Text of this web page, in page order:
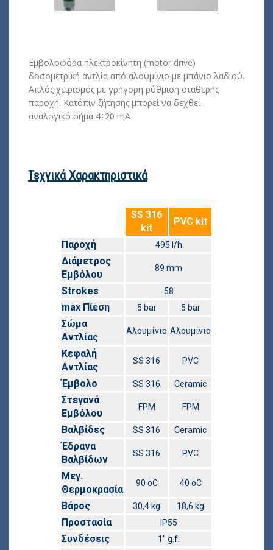
Εμβολοφόρα ηλεκτροκίνητη (motor drive)
δοσομετρική αντλία από αλουμίνιο με μπάνιο λαδιού.
Απλός χειρισμός με γρήγορη ρύθμιση σταθερής
παροχή. Κατόπιν ζήτησης μπορεί να δεχθεί
αναλογικό σήμα 4÷20 mA
Τεχνικά Χαρακτηριστικά
SS 316
kit
PVC kit
Παροχή
495 l/h
Διάμετρος
Εμβόλου
89 mm
Strokes 58
max Πίεση 5 bar 5 bar
Σώμα
Αντλίας
Αλουμίνιο Αλουμίνιο
Κεφαλή
Αντλίας
SS 316 PVC
Έμβολο SS 316 Ceramic
Στεγανά
Εμβόλου
FPM FPM
Βαλβίδες SS 316 Ceramic
Έδρανα
Βαλβίδων
SS 316 PVC
Μεγ.
Θερμοκρασία
90 οC 40 οC
Βάρος 30,4 kg 18,6 kg
Προστασία IP55
Συνδέσεις 1″ g.f.